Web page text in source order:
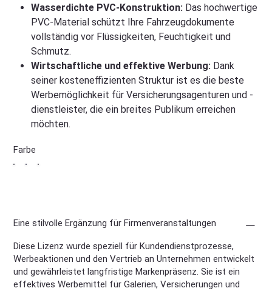
Wasserdichte PVC-Konstruktion: Das hochwertige
PVC-Material schützt Ihre Fahrzeugdokumente
vollständig vor Flüssigkeiten, Feuchtigkeit und
Schmutz.
Wirtschaftliche und effektive Werbung: Dank
seiner kosteneffizienten Struktur ist es die beste
Werbemöglichkeit für Versicherungsagenturen und -
dienstleister, die ein breites Publikum erreichen
möchten.
Farbe
Eine stilvolle Ergänzung für Firmenveranstaltungen
Diese Lizenz wurde speziell für Kundendienstprozesse,
Werbeaktionen und den Vertrieb an Unternehmen entwickelt
und gewährleistet langfristige Markenpräsenz. Sie ist ein
effektives Werbemittel für Galerien, Versicherungen und